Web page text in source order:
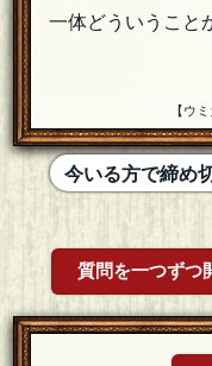
一体どういうこと
【ウ
今いる方で締め
質問を一つずつ